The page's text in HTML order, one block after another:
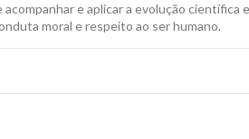
e aplicar a evolução
moral e respeito ao ser humano.